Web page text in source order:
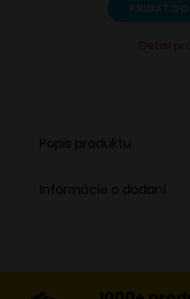
PRIDAŤ
Popis produktu
Informácie o dodaní